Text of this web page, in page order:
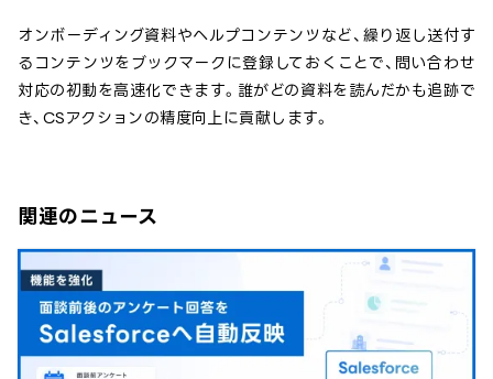
オンボーディング資料やヘルプコンテンツなど、繰り返し送付す
るコンテンツをブックマークに登録しておくことで、問い合わせ
対応の初動を高速化できます。誰がどの資料を読んだかも追跡で
き、CSアクションの精度向上に貢献します。
関連のニュース